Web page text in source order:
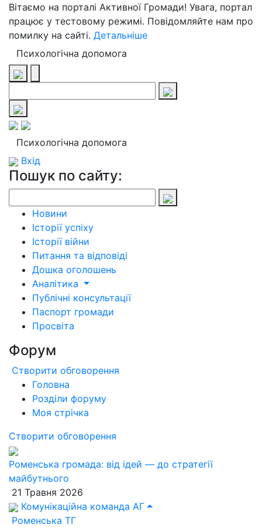
Вітаємо на порталі Активної Громади! Увага, портал
працює у тестовому режимі. Повідомляйте нам про
помилку на сайті. Детальніше
Психологічна допомога
Психологічна допомога
Вхід
Пошук по сайту:
Новини
Історії успіху
Історії війни
Питання та відповіді
Дошка оголошень
Аналітика
Публічні консультації
Паспорт громади
Просвіта
Форум
Створити обговорення
Головна
Розділи форуму
Моя стрічка
Створити обговорення
Роменська громада: від ідей — до стратегії
майбутнього
21 Травня 2026
Комунікаційна команда АГ
Роменська ТГ